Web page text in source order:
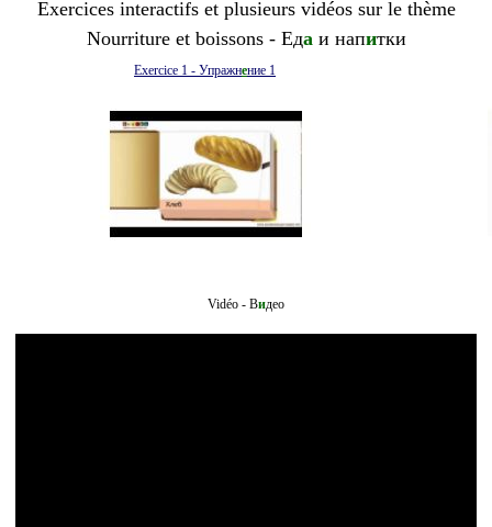
Exercices interactifs et plusieurs vidéos sur le thème
Nourriture et boissons - Едаи напитки
Exercice 1 - Упражнение 1
Vidéo - Видео